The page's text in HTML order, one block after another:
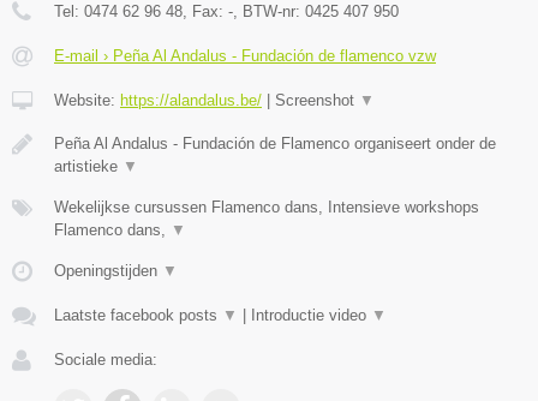
Tel: 0474 62 96 48 , Fax: - , BTW-nr: 0425 407 950
E-mail › Peña Al Andalus - Fundación de flamenco vzw
Website: https://alandalus.be/ | Screenshot ▼
Peña Al Andalus - Fundación de Flamenco organiseert onder de
artistieke ▼
Wekelijkse cursussen Flamenco dans, Intensieve workshops
Flamenco dans,
▼
Openingstijden ▼
Laatste facebook posts ▼ | Introductie video ▼
Sociale media: